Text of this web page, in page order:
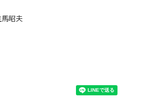
馬昭夫